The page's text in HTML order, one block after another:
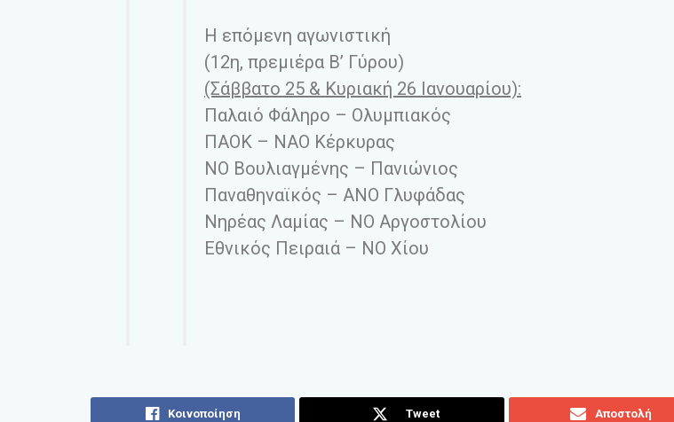
Η επόμενη αγωνιστική
(12η, πρεμιέρα Β’ Γύρου)
(Σάββατο 25 & Κυριακή 26 Ιανουαρίου):
Παλαιό Φάληρο – Ολυμπιακός
ΠΑΟΚ – ΝΑΟ Κέρκυρας
ΝΟ Βουλιαγμένης – Πανιώνιος
Παναθηναϊκός – ΑΝΟ Γλυφάδας
Νηρέας Λαμίας – ΝΟ Αργοστολίου
Εθνικός Πειραιά – ΝΟ Χίου
Κοινοποίηση Tweet Αποστολή